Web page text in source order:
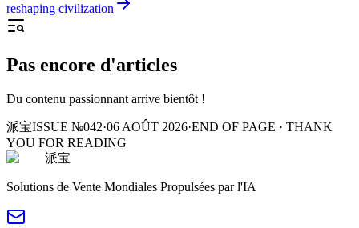
reshaping civilization
Pas encore d'articles
Du contenu passionnant arrive bientôt !
派宝ISSUE №042·06 AOÛT 2026·END OF PAGE · THANK
YOU FOR READING
派宝
Solutions de Vente Mondiales Propulsées par l'IA